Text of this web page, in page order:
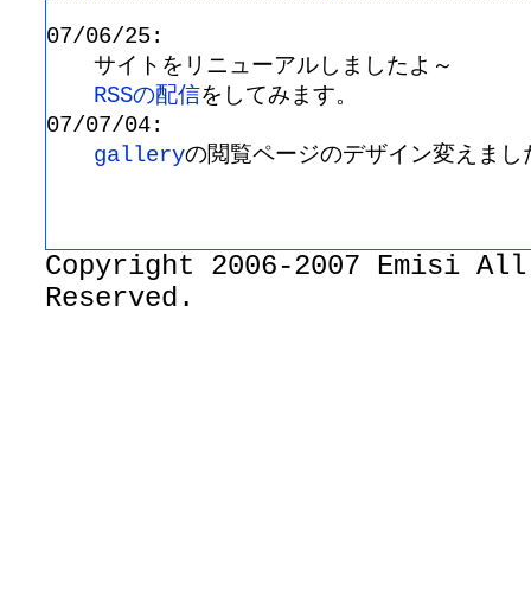
07/06/25:
サイトをリニューアルしましたよ～
RSSの配信をしてみます。
07/07/04:
galleryの閲覧ページのデザイン変えまし
Copyright 2006-2007 Emisi
Reserved.